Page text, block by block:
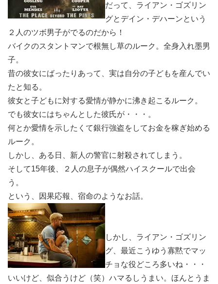
だって、ライアン・ゴズリン
グとデイン・デハーンという
２人のツボ男子がでるのだから！
バイクのスタントマンで根無し草のルーク。全身入れ墨男
子。
昔の彼女にばったりあって、実は自分の子どもを産んでい
たと知る。
彼女と子どもに対する愛情が静かに沸き起こるルーク。
でも彼女にはちゃんとした彼氏が・・・。
何とか愛情を示したくて銀行強盗をしてお金を稼ぎ始める
ルーク。
しかし、ある日、新人の警官に射殺されてしまう。
そして15年後、２人の息子が偶然ハイスクールで出会
う。
という、因果応報、宿命のようなお話。
しかし、ライアン・ゴズリン
グ、最近こうゆう寡黙でマッ
チョな役どころ多いね・・・
いいけど、似合うけど（笑）ハマるしうまい。ほんとうま